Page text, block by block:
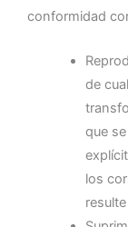
conformidad
de
que
los